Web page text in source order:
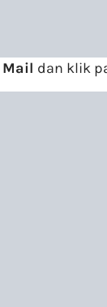
Mail dan klik